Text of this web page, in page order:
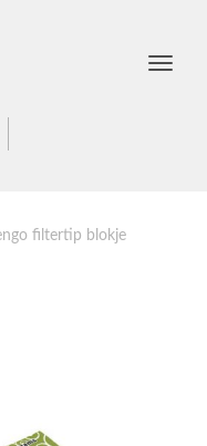
Toggle
filtertip blokje